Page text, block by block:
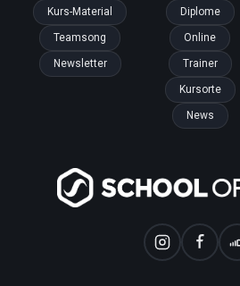
Kurs-Material
Teamsong
Newsletter
Diplome
Online
Trainer
Kursorte
News